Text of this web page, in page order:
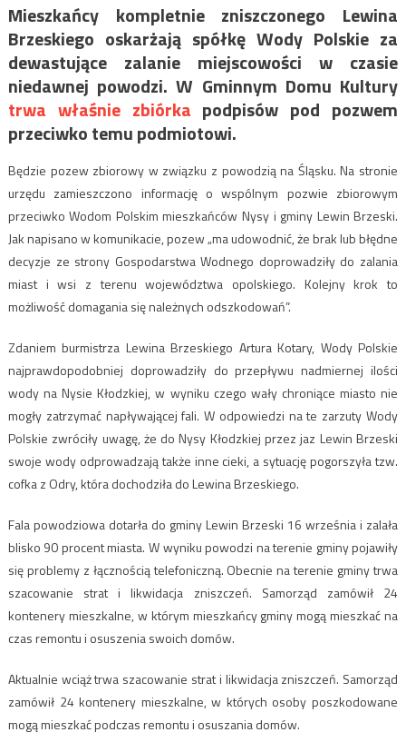
Mieszkańcy kompletnie zniszczonego Lewina
Brzeskiego oskarżają spółkę Wody Polskie za
dewastujące zalanie miejscowości w czasie
niedawnej powodzi. W Gminnym Domu Kultury
trwa właśnie zbiórka podpisów pod pozwem
przeciwko temu podmiotowi.
Będzie pozew zbiorowy w związku z powodzią na Śląsku. Na stronie
urzędu zamieszczono informację o wspólnym pozwie zbiorowym
przeciwko Wodom Polskim mieszkańców Nysy i gminy Lewin Brzeski.
Jak napisano w komunikacie, pozew „ma udowodnić, że brak lub błędne
decyzje ze strony Gospodarstwa Wodnego doprowadziły do zalania
miast i wsi z terenu województwa opolskiego. Kolejny krok to
możliwość domagania się należnych odszkodowań”.
Zdaniem burmistrza Lewina Brzeskiego Artura Kotary, Wody Polskie
najprawdopodobniej doprowadziły do przepływu nadmiernej ilości
wody na Nysie Kłodzkiej, w wyniku czego wały chroniące miasto nie
mogły zatrzymać napływającej fali. W odpowiedzi na te zarzuty Wody
Polskie zwróciły uwagę, że do Nysy Kłodzkiej przez jaz Lewin Brzeski
swoje wody odprowadzają także inne cieki, a sytuację pogorszyła tzw.
cofka z Odry, która dochodziła do Lewina Brzeskiego.
Fala powodziowa dotarła do gminy Lewin Brzeski 16 września i zalała
blisko 90 procent miasta. W wyniku powodzi na terenie gminy pojawiły
się problemy z łącznością telefoniczną. Obecnie na terenie gminy trwa
szacowanie strat i likwidacja zniszczeń. Samorząd zamówił 24
kontenery mieszkalne, w którym mieszkańcy gminy mogą mieszkać na
czas remontu i osuszenia swoich domów.
Aktualnie wciąż trwa szacowanie strat i likwidacja zniszczeń. Samorząd
zamówił 24 kontenery mieszkalne, w których osoby poszkodowane
mogą mieszkać podczas remontu i osuszania domów.